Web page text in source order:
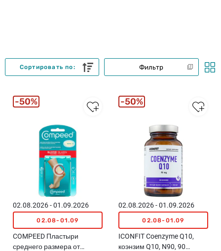
Фильтр
Сортировать по:
02.08.2026 - 01.09.2026
02.08-01.09
COMPEED Пластыри
среднего размера от
50%
02.08.2026 - 01.09.2026
02.08-01.09
ICONFIT Coenzyme Q10,
коэнзим Q10, N90, 90
50%